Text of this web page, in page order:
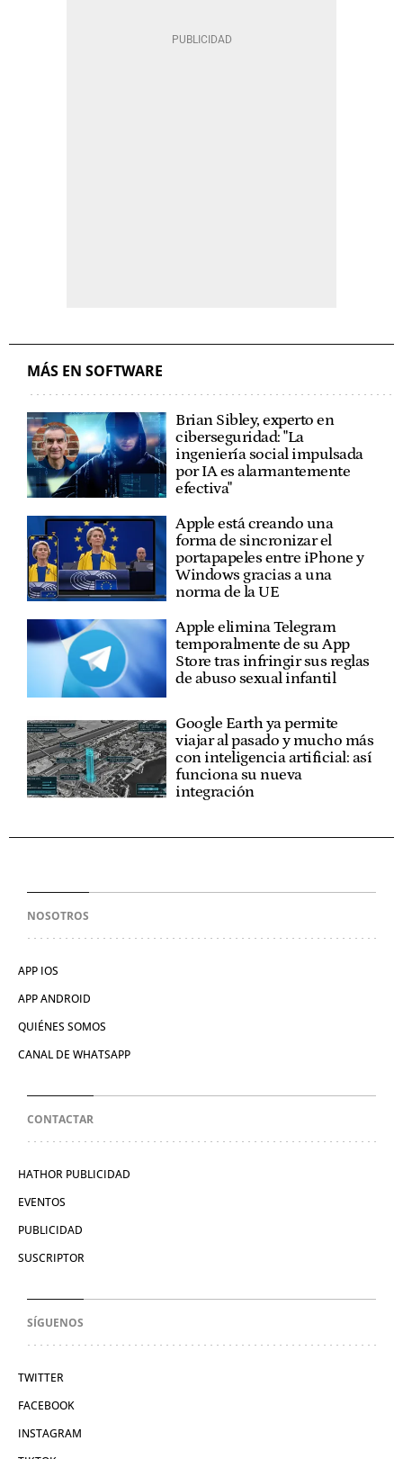
MÁS EN SOFTWARE
Brian Sibley, experto en
ciberseguridad: "La
ingeniería social impulsada
por IA es alarmantemente
efectiva"
Apple está creando una
forma de sincronizar el
portapapeles entre iPhone y
Windows gracias a una
norma de la UE
Apple elimina Telegram
temporalmente de su App
Store tras infringir sus reglas
de abuso sexual infantil
Google Earth ya permite
viajar al pasado y mucho más
con inteligencia artificial: así
funciona su nueva
integración
NOSOTROS
APP IOS
APP ANDROID
QUIÉNES SOMOS
CANAL DE WHATSAPP
CONTACTAR
HATHOR PUBLICIDAD
EVENTOS
PUBLICIDAD
SUSCRIPTOR
SÍGUENOS
TWITTER
FACEBOOK
INSTAGRAM